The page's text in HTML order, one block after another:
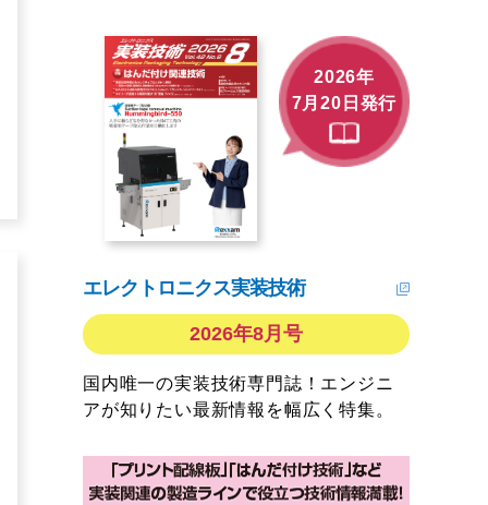
2026年
7月20日発行
エレクトロニクス実装技術
2026年8月号
国内唯一の実装技術専門誌！エンジニ
アが知りたい最新情報を幅広く特集。